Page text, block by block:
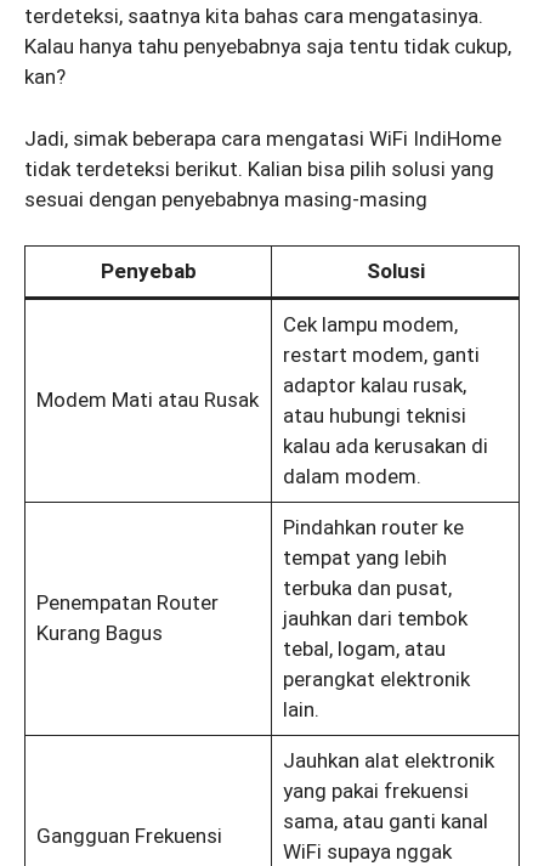
terdeteksi, saatnya kita bahas cara mengatasinya.
Kalau hanya tahu penyebabnya saja tentu tidak cukup,
kan?
Jadi, simak beberapa cara mengatasi WiFi IndiHome
tidak terdeteksi berikut. Kalian bisa pilih solusi yang
sesuai dengan penyebabnya masing-masing
Penyebab Solusi
Modem Mati atau Rusak
Cek lampu modem,
restart modem, ganti
adaptor kalau rusak,
atau hubungi teknisi
kalau ada kerusakan di
dalam modem.
Penempatan Router
Kurang Bagus
Pindahkan router ke
tempat yang lebih
terbuka dan pusat,
jauhkan dari tembok
tebal, logam, atau
perangkat elektronik
lain.
Gangguan Frekuensi
Jauhkan alat elektronik
yang pakai frekuensi
sama, atau ganti kanal
WiFi supaya nggak